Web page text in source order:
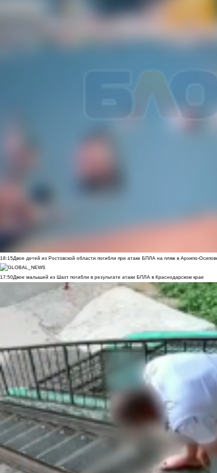
18:15Двое детей из Ростовской области погибли при атаке БПЛА на пляж в Архипо-
17:50Двое малышей из Шахт погибли в результате атаки БПЛА в Краснодарском крае